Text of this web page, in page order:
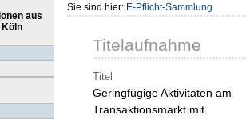
aus
Sie sind hier: E-Pflicht-Sammlung
Titelaufnahme
Titel
Geringfügige Aktivitäten am
Transaktionsmarkt mit